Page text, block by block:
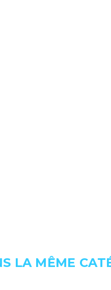
LA MÊME